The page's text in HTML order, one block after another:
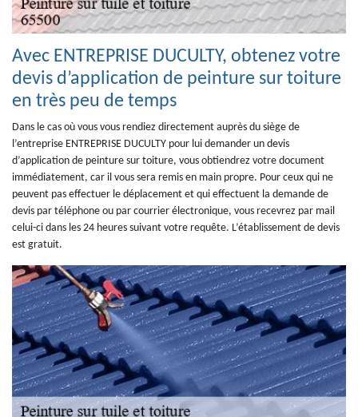
Avec ENTREPRISE DUCULTY, obtenez votre
devis d’application de peinture sur toiture
en très peu de temps
Dans le cas où vous vous rendiez directement auprès du siège de
l’entreprise ENTREPRISE DUCULTY pour lui demander un devis
d’application de peinture sur toiture, vous obtiendrez votre document
immédiatement, car il vous sera remis en main propre. Pour ceux qui ne
peuvent pas effectuer le déplacement et qui effectuent la demande de
devis par téléphone ou par courrier électronique, vous recevrez par mail
celui-ci dans les 24 heures suivant votre requête. L’établissement de devis
est gratuit.